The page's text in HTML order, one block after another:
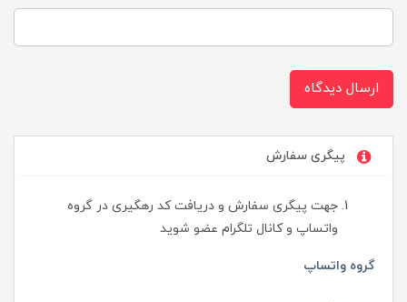
ارسال دیدگاه
پیگری سفارش
جهت پیگری سفارش و دریافت کد رهگیری در گروه
واتساپ و کانال تلگرام عضو شوید
گروه واتساپ